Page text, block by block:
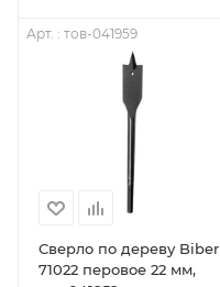
Арт. : тов-041959
Сверло по дереву Biber
71022 перовое 22 мм,